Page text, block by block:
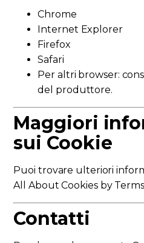
Chrome
Internet Explorer
Firefox
Safari
Per altri browser:
del produttore.
Maggiori
sui Cookie
Puoi trovare ulteriori
All About Cookies by
Contatti